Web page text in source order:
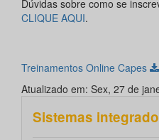
Dúvidas sobre como se
CLIQUE AQUI.
Treinamentos Online Capes
Atualizado em: Sex, 27 de
Sistemas